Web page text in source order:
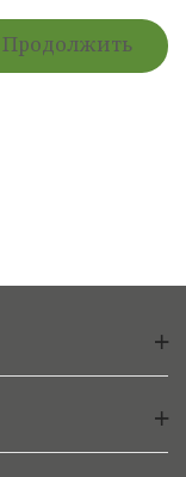
Продолжить